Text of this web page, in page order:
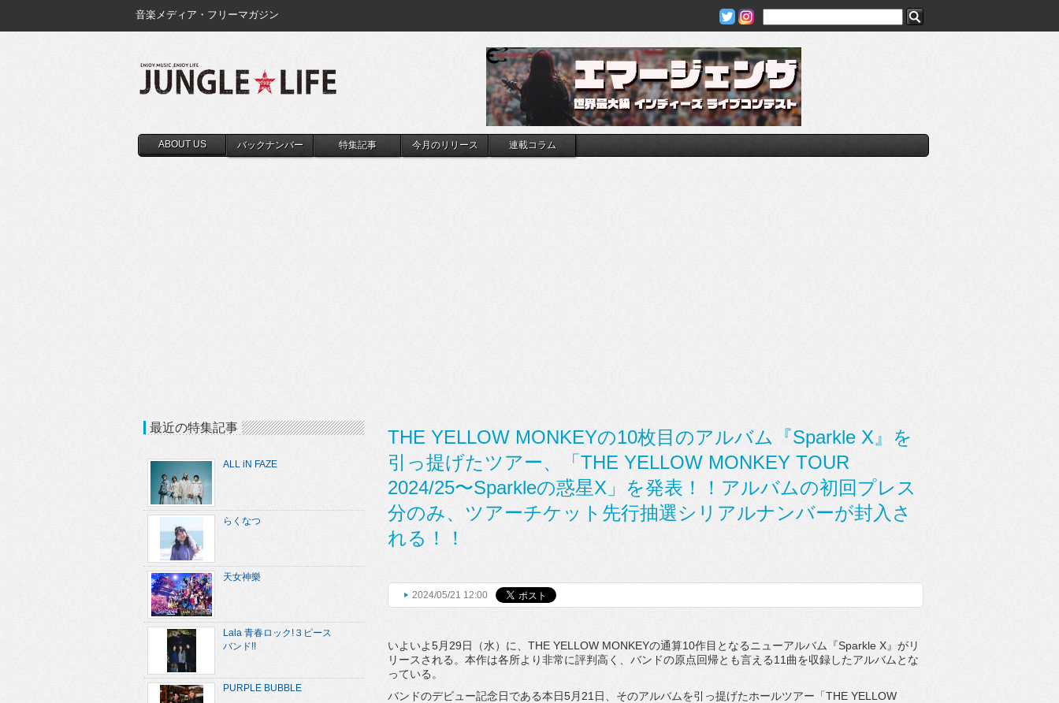
音楽メディア・フリーマガジン
ABOUT US バックナンバー 特集記事 今月のリリース 連載コラム
THE YELLOW MONKEYの10枚目のアルバム『Sparkle X』を
引っ提げたツアー、「THE YELLOW MONKEY TOUR
2024/25〜Sparkleの惑星X」を発表！！アルバムの初回プレス
分のみ、ツアーチケット先行抽選シリアルナンバーが封入さ
れる！！
2024/05/21 12:00
いよいよ5月29日（水）に、THE YELLOW MONKEYの通算10作目となるニューアルバム『Sparkle X』がリ
リースされる。本作は各所より非常に評判高く、バンドの原点回帰とも言える11曲を収録したアルバムとな
っている。
バンドのデビュー記念日である本日5月21日、そのアルバムを引っ提げたホールツアー「THE YELLOW
最近の特集記事
ALL iN FAZE
らくなつ
天女神樂
Lala 青春ロック!３ピース
バンド!!
PURPLE BUBBLE